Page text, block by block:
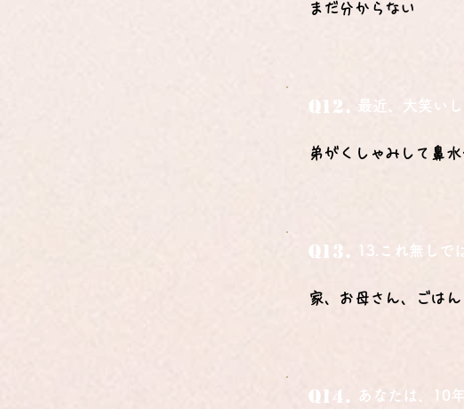
まだ分からない
Q12. 最近、大笑い
弟がくしゃみして鼻
Q13. 13.これ無しで
家、お母さん、ごはん
Q14. あなたは、10